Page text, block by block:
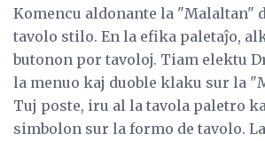
Komencu aldonante la "Malaltan"
tavolo stilo. En la efika paletaĵo,
butonon por tavoloj. Tiam elektu
la menuo kaj duoble klaku sur la
Tuj poste, iru al la tavola paletro
simbolon sur la formo de tavolo.